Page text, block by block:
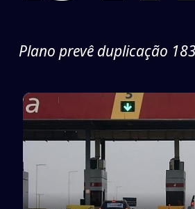
Plano prevê duplicação